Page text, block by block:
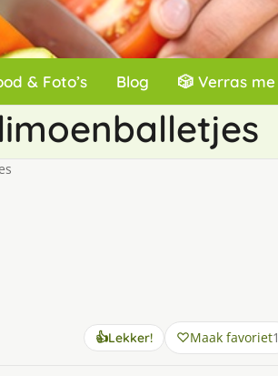
& Foto’s Blog 🎲 Verras me
👍Lekker! Maak favoriet1